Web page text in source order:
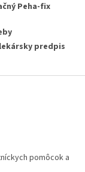
Peha-fix
predpis
pomôcok a